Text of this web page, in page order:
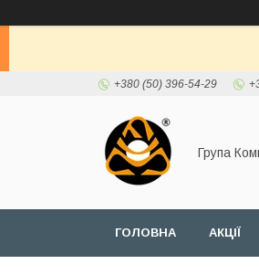
+380 (50) 396-54-29
Група
ГОЛОВНА АКЦІЇ